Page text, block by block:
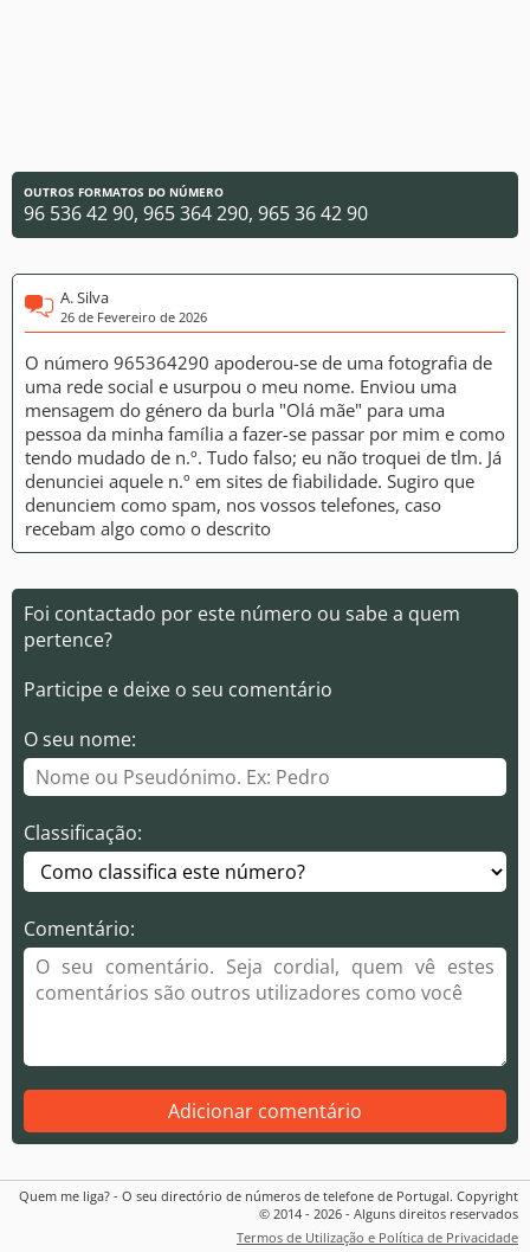
OUTROS FORMATOS DO NÚMERO
96 536 42 90, 965 364 290, 965 36 42 90
A. Silva
26 de Fevereiro de 2026
O número 965364290 apoderou-se de uma fotografia de
uma rede social e usurpou o meu nome. Enviou uma
mensagem do género da burla "Olá mãe" para uma
pessoa da minha família a fazer-se passar por mim e como
tendo mudado de n.º. Tudo falso; eu não troquei de tlm. Já
denunciei aquele n.º em sites de fiabilidade. Sugiro que
denunciem como spam, nos vossos telefones, caso
recebam algo como o descrito
Foi contactado por este número ou sabe a quem
pertence?
Participe e deixe o seu comentário
O seu nome:
Classificação:
Comentário:
Adicionar comentário
Quem me liga? - O seu directório de números de telefone de Portugal. Copyright
© 2014 - 2026 - Alguns direitos reservados
Termos de Utilização e Política de Privacidade